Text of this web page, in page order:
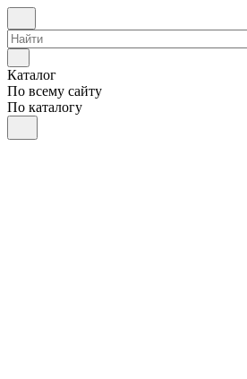
Каталог
По всему сайту
По каталогу